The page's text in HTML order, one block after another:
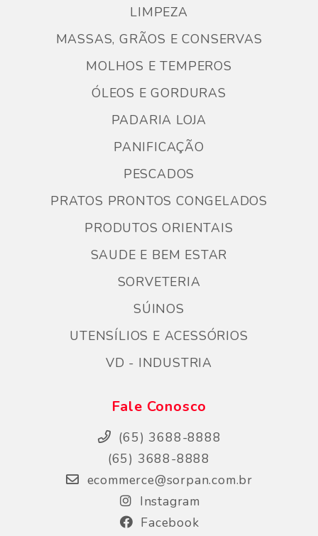
LIMPEZA
MASSAS, GRÃOS E CONSERVAS
MOLHOS E TEMPEROS
ÓLEOS E GORDURAS
PADARIA LOJA
PANIFICAÇÃO
PESCADOS
PRATOS PRONTOS CONGELADOS
PRODUTOS ORIENTAIS
SAUDE E BEM ESTAR
SORVETERIA
SÚINOS
UTENSÍLIOS E ACESSÓRIOS
VD - INDUSTRIA
Fale Conosco
(65) 3688-8888
(65) 3688-8888
ecommerce@sorpan.com.br
Instagram
Facebook